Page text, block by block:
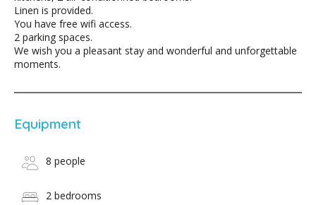
Linen is provided.
You have free wifi access.
2 parking spaces.
We wish you a pleasant stay and wonderful and unforgettable
moments.
Equipment
8 people
2 bedrooms